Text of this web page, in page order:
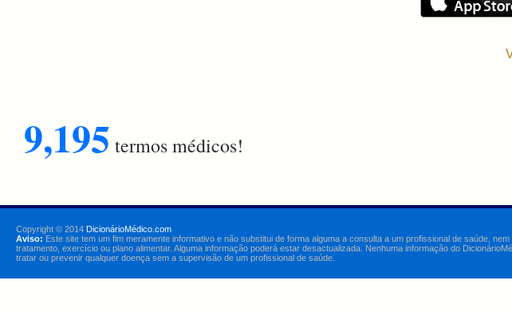
9,195 termos médicos!
Copyright © 2014 DicionárioMédico.com
Aviso: Este site tem um fim meramente informativo e não substitui de forma alguma a consulta a um profissional de saúde,
tratamento, exercício ou plano alimentar. Alguma informação poderá estar desactualizada. Nenhuma informação do
tratar ou prevenir qualquer doença sem a supervisão de um profissional de saúde.